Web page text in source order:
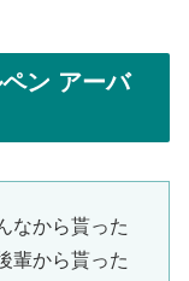
ン アーバ
なから貰った
輩から貰った